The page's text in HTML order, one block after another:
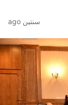
سنتين ago